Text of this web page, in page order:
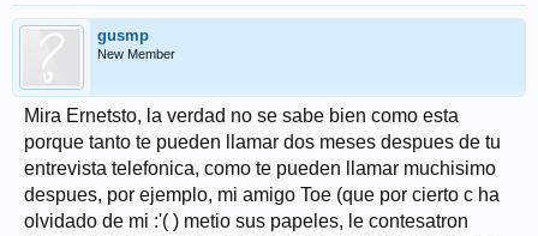
gusmp
New Member
Mira Ernetsto, la verdad no se sabe bien como esta
porque tanto te pueden llamar dos meses despues de tu
entrevista telefonica, como te pueden llamar muchisimo
despues, por ejemplo, mi amigo Toe (que por cierto c ha
olvidado de mi :'( ) metio sus papeles, le contesatron